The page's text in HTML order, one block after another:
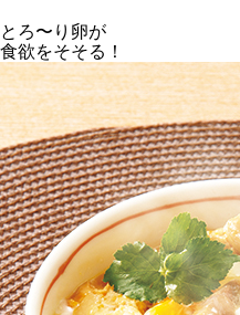
とろ〜り卵が
食欲をそそる！